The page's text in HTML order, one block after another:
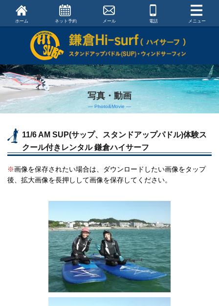
ホーム ネット予約 メール 電話 メニュー
写真・動画
― Photo&Movie ―
11/6 AM SUP(サップ、スタンドアップパドル)体験ス
クール付きレンタル 鎌倉ハイサーフ
※画像を保存されたい場合は、ダウンロードしたい画像をタップ
後、拡大画像を長押しして画像を保存してください。